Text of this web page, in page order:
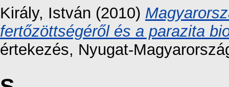
Király, István (2010)
fertőzöttségéről és a parazita
értekezés, Nyugat-